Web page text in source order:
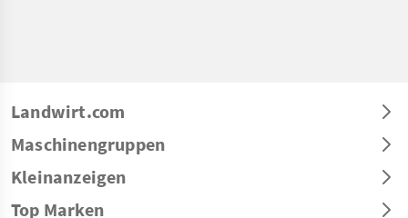
Landwirt.com
Maschinengruppen
Kleinanzeigen
Top Marken